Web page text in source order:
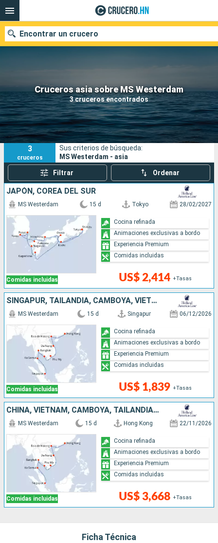
Cruceros asia sobre MS Westerdam
3 cruceros encontrados
Encontrar un crucero
Nuestros destinos
Fecha de salida
Puertos Compañías
Buscar
3
cruceros
Sus criterios de búsqueda:
MS Westerdam - asia
Filtrar Ordenar
JAPÓN, COREA DEL SUR
Comidas incluidas
MS Westerdam 15 d Tokyo 28/02/2027
US$ 2,414 +Tasas
Cocina refinada
Animaciones exclusivas a bordo
Experiencia Premium
Comidas incluidas
SINGAPUR, TAILANDIA, CAMBOYA, VIETNAM, CHINA
Comidas incluidas
MS Westerdam 15 d Singapur 06/12/2026
US$ 1,839 +Tasas
Cocina refinada
Animaciones exclusivas a bordo
Experiencia Premium
Comidas incluidas
CHINA, VIETNAM, CAMBOYA, TAILANDIA, SINGAPUR
Comidas incluidas
MS Westerdam 15 d Hong Kong 22/11/2026
US$ 3,668 +Tasas
Cocina refinada
Animaciones exclusivas a bordo
Experiencia Premium
Comidas incluidas
Ficha Técnica